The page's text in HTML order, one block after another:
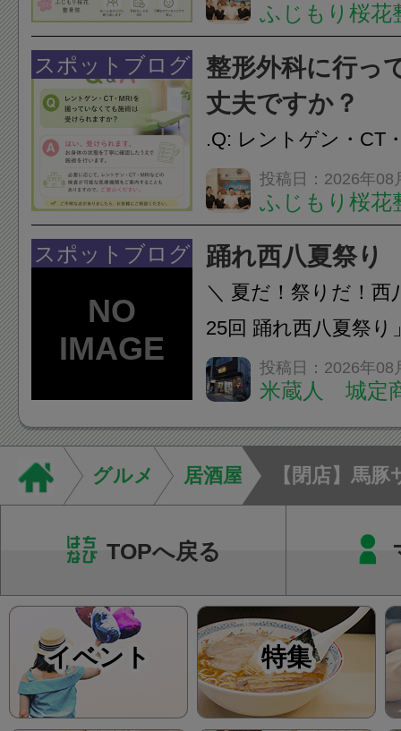
性的な肩こりの原因
慣など様々です。痛
し、お一人おひとり
をご提案します。.#
ふじもり桜花
スポットブログ
整形外科に行っ
丈夫ですか？
.Q: レントゲン・CT
いなくても施術は受
A: はい、受けられま
態を丁寧に確認した
います。必要に応じ
ン・CT・MRIなどの
投稿日：2026年08
ふじもり桜花
スポットブログ 踊れ西八夏祭り
＼ 夏だ！祭りだ！西
25回 踊れ西八夏祭
てくる！ 伝統の【阿
情熱の【よさこいソ
結！数多くの団体が
店街を舞台に最高の
投稿日：2026年08
米蔵人 城定
グルメ 居酒屋 【閉店】馬
TOPへ戻る
イベント 特集